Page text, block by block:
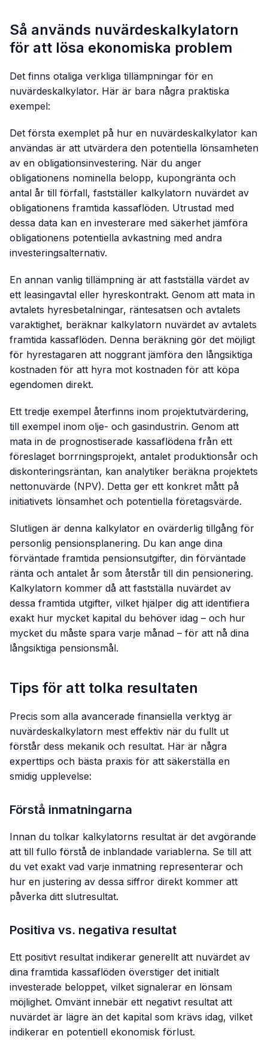
Så används nuvärdeskalkylatorn
för att lösa ekonomiska problem
Det finns otaliga verkliga tillämpningar för en
nuvärdeskalkylator. Här är bara några praktiska
exempel:
Det första exemplet på hur en nuvärdeskalkylator kan
användas är att utvärdera den potentiella lönsamheten
av en obligationsinvestering. När du anger
obligationens nominella belopp, kupongränta och
antal år till förfall, fastställer kalkylatorn nuvärdet av
obligationens framtida kassaflöden. Utrustad med
dessa data kan en investerare med säkerhet jämföra
obligationens potentiella avkastning med andra
investeringsalternativ.
En annan vanlig tillämpning är att fastställa värdet av
ett leasingavtal eller hyreskontrakt. Genom att mata in
avtalets hyresbetalningar, räntesatsen och avtalets
varaktighet, beräknar kalkylatorn nuvärdet av avtalets
framtida kassaflöden. Denna beräkning gör det möjligt
för hyrestagaren att noggrant jämföra den långsiktiga
kostnaden för att hyra mot kostnaden för att köpa
egendomen direkt.
Ett tredje exempel återfinns inom projektutvärdering,
till exempel inom olje- och gasindustrin. Genom att
mata in de prognostiserade kassaflödena från ett
föreslaget borrningsprojekt, antalet produktionsår och
diskonteringsräntan, kan analytiker beräkna projektets
nettonuvärde (NPV). Detta ger ett konkret mått på
initiativets lönsamhet och potentiella företagsvärde.
Slutligen är denna kalkylator en ovärderlig tillgång för
personlig pensionsplanering. Du kan ange dina
förväntade framtida pensionsutgifter, din förväntade
ränta och antalet år som återstår till din pensionering.
Kalkylatorn kommer då att fastställa nuvärdet av
dessa framtida utgifter, vilket hjälper dig att identifiera
exakt hur mycket kapital du behöver idag – och hur
mycket du måste spara varje månad – för att nå dina
långsiktiga pensionsmål.
Tips för att tolka resultaten
Precis som alla avancerade finansiella verktyg är
nuvärdeskalkylatorn mest effektiv när du fullt ut
förstår dess mekanik och resultat. Här är några
experttips och bästa praxis för att säkerställa en
smidig upplevelse:
Förstå inmatningarna
Innan du tolkar kalkylatorns resultat är det avgörande
att till fullo förstå de inblandade variablerna. Se till att
du vet exakt vad varje inmatning representerar och
hur en justering av dessa siffror direkt kommer att
påverka ditt slutresultat.
Positiva vs. negativa resultat
Ett positivt resultat indikerar generellt att nuvärdet av
dina framtida kassaflöden överstiger det initialt
investerade beloppet, vilket signalerar en lönsam
möjlighet. Omvänt innebär ett negativt resultat att
nuvärdet är lägre än det kapital som krävs idag, vilket
indikerar en potentiell ekonomisk förlust.